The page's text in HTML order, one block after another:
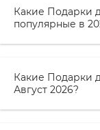
Какие Подарки
популярные в
Какие Подарки
Август 2026?